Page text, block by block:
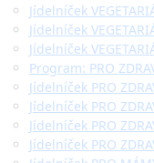
Jídelníček
Jídelníček
Jídelníček
Program: PRO
Jídelníček PRO
Jídelníček PRO
Jídelníček PRO
Jídelníček PRO